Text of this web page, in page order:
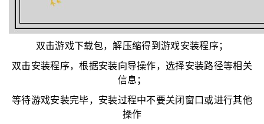
双击游戏下载包，解压缩得到游戏安装程序；
双击安装程序，根据安装向导操作，选择安装路径等相关
信息；
等待游戏安装完毕，安装过程中不要关闭窗口或进行其他
操作